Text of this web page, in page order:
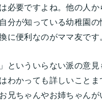
必要ですよね。他の人か
分が知っている幼稚園の
に便利なのがママ友です
といういらない派の意
わかっても詳しいことま
兄ちゃんやお姉ちゃんが